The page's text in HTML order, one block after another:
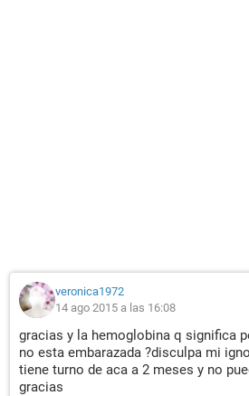
veronica1972
14 ago 2015 a las 16:08
gracias y la hemoglobina q significa
no esta embarazada ?disculpa mi
tiene turno de aca a 2 meses y no
gracias